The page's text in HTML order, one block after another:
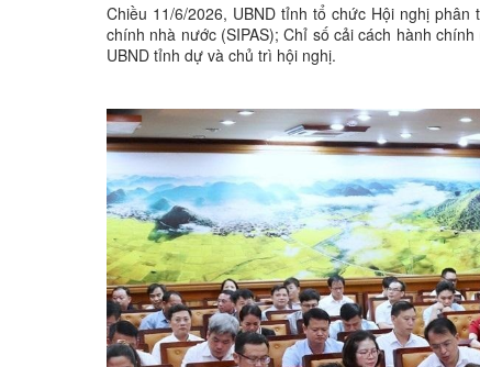
Chiều 11/6/2026, UBND tỉnh tổ chức Hội nghị
chính nhà nước (SIPAS); Chỉ số cải cách hành
UBND tỉnh dự và chủ trì hội nghị.